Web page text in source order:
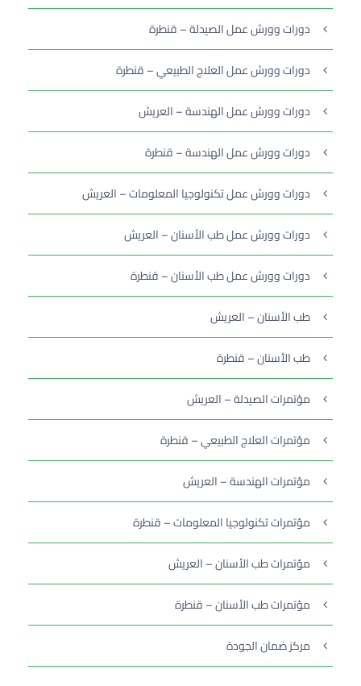
دورات وورش عمل الصيدلة – قنطرة
دورات وورش عمل العلاج الطبيعي – قنطرة
دورات وورش عمل الهندسة – العريش
دورات وورش عمل الهندسة – قنطرة
دورات وورش عمل تكنولوجيا المعلومات – العريش
دورات وورش عمل طب الأسنان – العريش
دورات وورش عمل طب الأسنان – قنطرة
طب الأسنان – العريش
طب الأسنان – قنطرة
مؤتمرات الصيدلة – العريش
مؤتمرات العلاج الطبيعي – قنطرة
مؤتمرات الهندسة – العريش
مؤتمرات تكنولوجيا المعلومات – قنطرة
مؤتمرات طب الأسنان – العريش
مؤتمرات طب الأسنان – قنطرة
مركز ضمان الجودة